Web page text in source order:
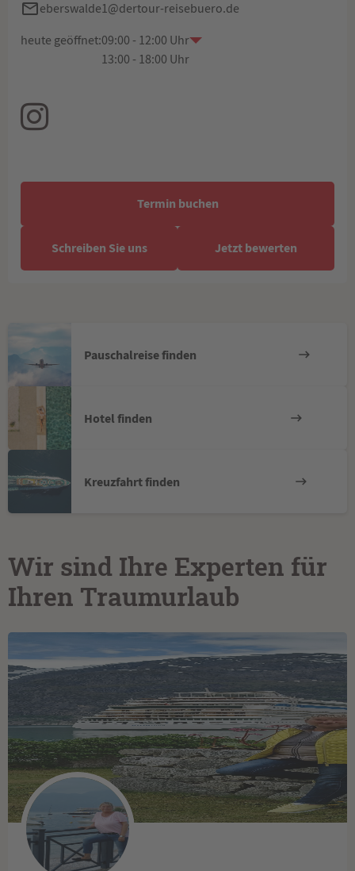
eberswalde1@dertour-reisebuero.de
heute geöffnet:09:00 - 12:00 Uhr
13:00 - 18:00 Uhr
Termin buchen
Schreiben Sie uns Jetzt bewerten
Pauschalreise finden
Hotel finden
Kreuzfahrt finden
Wir sind Ihre Experten für
Ihren Traumurlaub